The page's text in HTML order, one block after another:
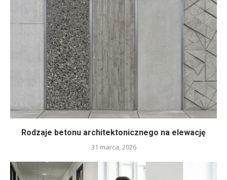
Rodzaje betonu architektonicznego na elewację
31 marca, 2026